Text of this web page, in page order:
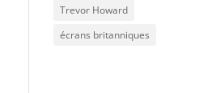
Trevor Howard
écrans britanniques